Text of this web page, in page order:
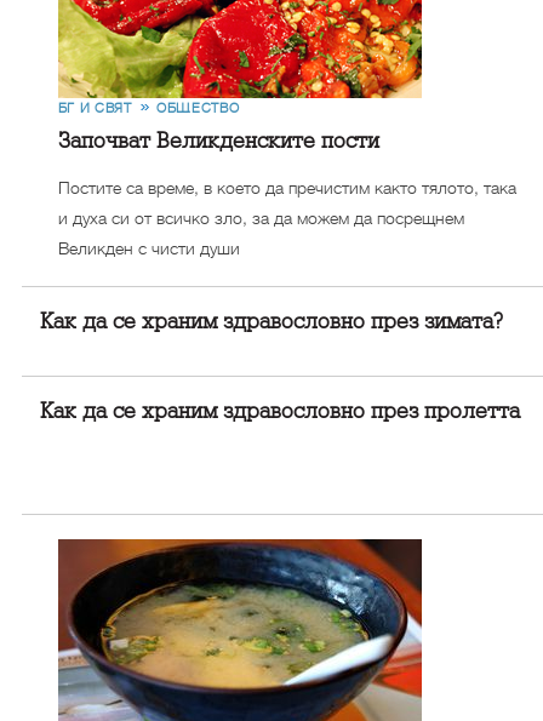
БГ И СВЯТ ОБЩЕСТВО
Започват Великденските пости
Постите са време, в което да пречистим както тялото, така
и духа си от всичко зло, за да можем да посрещнем
Великден с чисти души
Как да се храним здравословно през зимата?
Kак да се храним здравословно през пролетта